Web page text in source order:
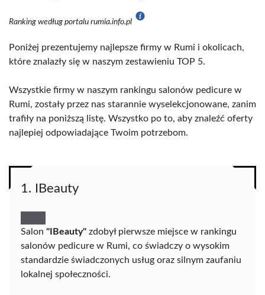
Ranking według portalu rumia.info.pl
Poniżej prezentujemy najlepsze firmy w Rumi i okolicach,
które znalazły się w naszym zestawieniu TOP 5.
Wszystkie firmy w naszym rankingu salonów pedicure w
Rumi, zostały przez nas starannie wyselekcjonowane, zanim
trafiły na poniższą listę. Wszystko po to, aby znaleźć oferty
najlepiej odpowiadające Twoim potrzebom.
1. IBeauty
Salon "IBeauty" zdobył pierwsze miejsce w rankingu
salonów pedicure w Rumi, co świadczy o wysokim
standardzie świadczonych usług oraz silnym zaufaniu
lokalnej społeczności.